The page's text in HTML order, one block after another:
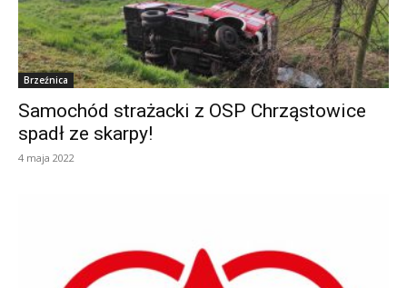
Brzeźnica
Samochód strażacki z OSP Chrząstowice
spadł ze skarpy!
4 maja 2022